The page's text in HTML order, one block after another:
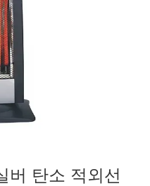
버 탄소 적외선